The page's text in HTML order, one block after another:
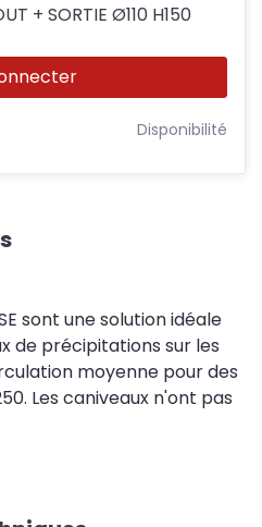
STORA-BASE 100 EMBOUT + SORTIE Ø110 H150
Disponibilité
sont une solution idéale
de précipitations sur les
moyenne pour des
Les caniveaux n'ont pas